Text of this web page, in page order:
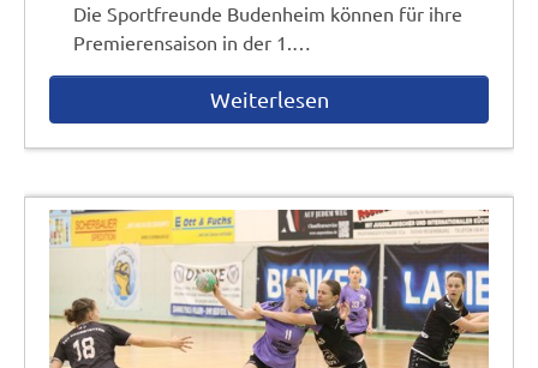
Die Sportfreunde Budenheim können für ihre
Premierensaison in der 1.…
Weiterlesen